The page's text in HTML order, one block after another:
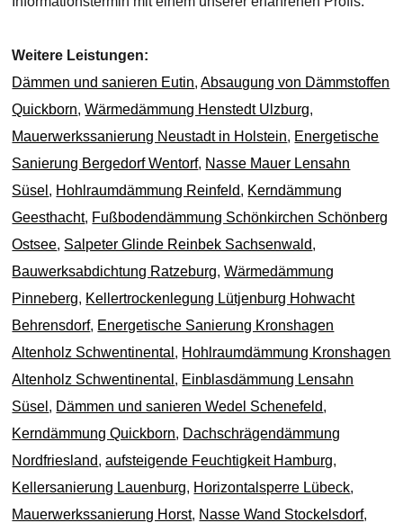
Weitere Leistungen:
Dämmen und sanieren Eutin,Absaugung von Dämmstoffen
Quickborn,Wärmedämmung Henstedt Ulzburg,
Mauerwerkssanierung Neustadt in Holstein, Energetische
Sanierung Bergedorf Wentorf, Nasse Mauer Lensahn
Süsel , Hohlraumdämmung Reinfeld, Kerndämmung
Geesthacht, Fußbodendämmung Schönkirchen Schönberg
Ostsee, Salpeter Glinde Reinbek Sachsenwald,
Bauwerksabdichtung Ratzeburg,Wärmedämmung
Pinneberg, Kellertrockenlegung Lütjenburg Hohwacht
Behrensdorf, Energetische Sanierung Kronshagen
Altenholz Schwentinental , Hohlraumdämmung Kronshagen
Altenholz Schwentinental , Einblasdämmung Lensahn
Süsel , Dämmen und sanieren Wedel Schenefeld,
Kerndämmung Quickborn, Dachschrägendämmung
Nordfriesland,aufsteigende Feuchtigkeit Hamburg,
Kellersanierung Lauenburg, Horizontalsperre Lübeck,
Mauerwerkssanierung Horst, Nasse Wand Stockelsdorf,